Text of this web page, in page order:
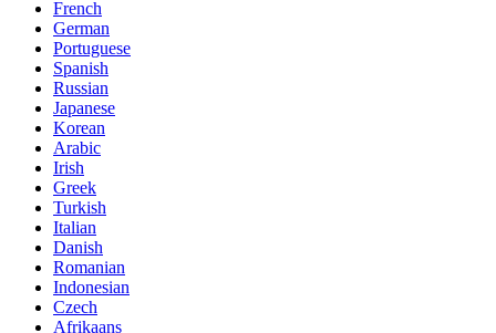
French
German
Portuguese
Spanish
Russian
Japanese
Korean
Arabic
Irish
Greek
Turkish
Italian
Danish
Romanian
Indonesian
Czech
Afrikaans